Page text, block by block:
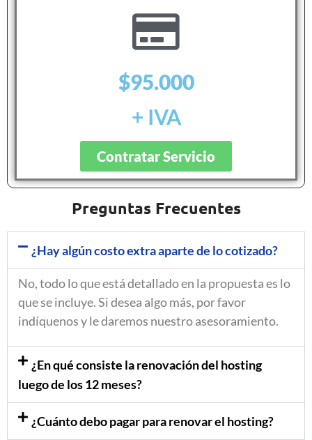
$95.000
+ IVA
Contratar Servicio
Preguntas Frecuentes
¿Hay algún costo extra aparte de lo cotizado?
No, todo lo que está detallado en la propuesta es lo
que se incluye. Si desea algo más, por favor
indíquenos y le daremos nuestro asesoramiento.
¿En qué consiste la renovación del hosting
luego de los 12 meses?
¿Cuánto debo pagar para renovar el hosting?